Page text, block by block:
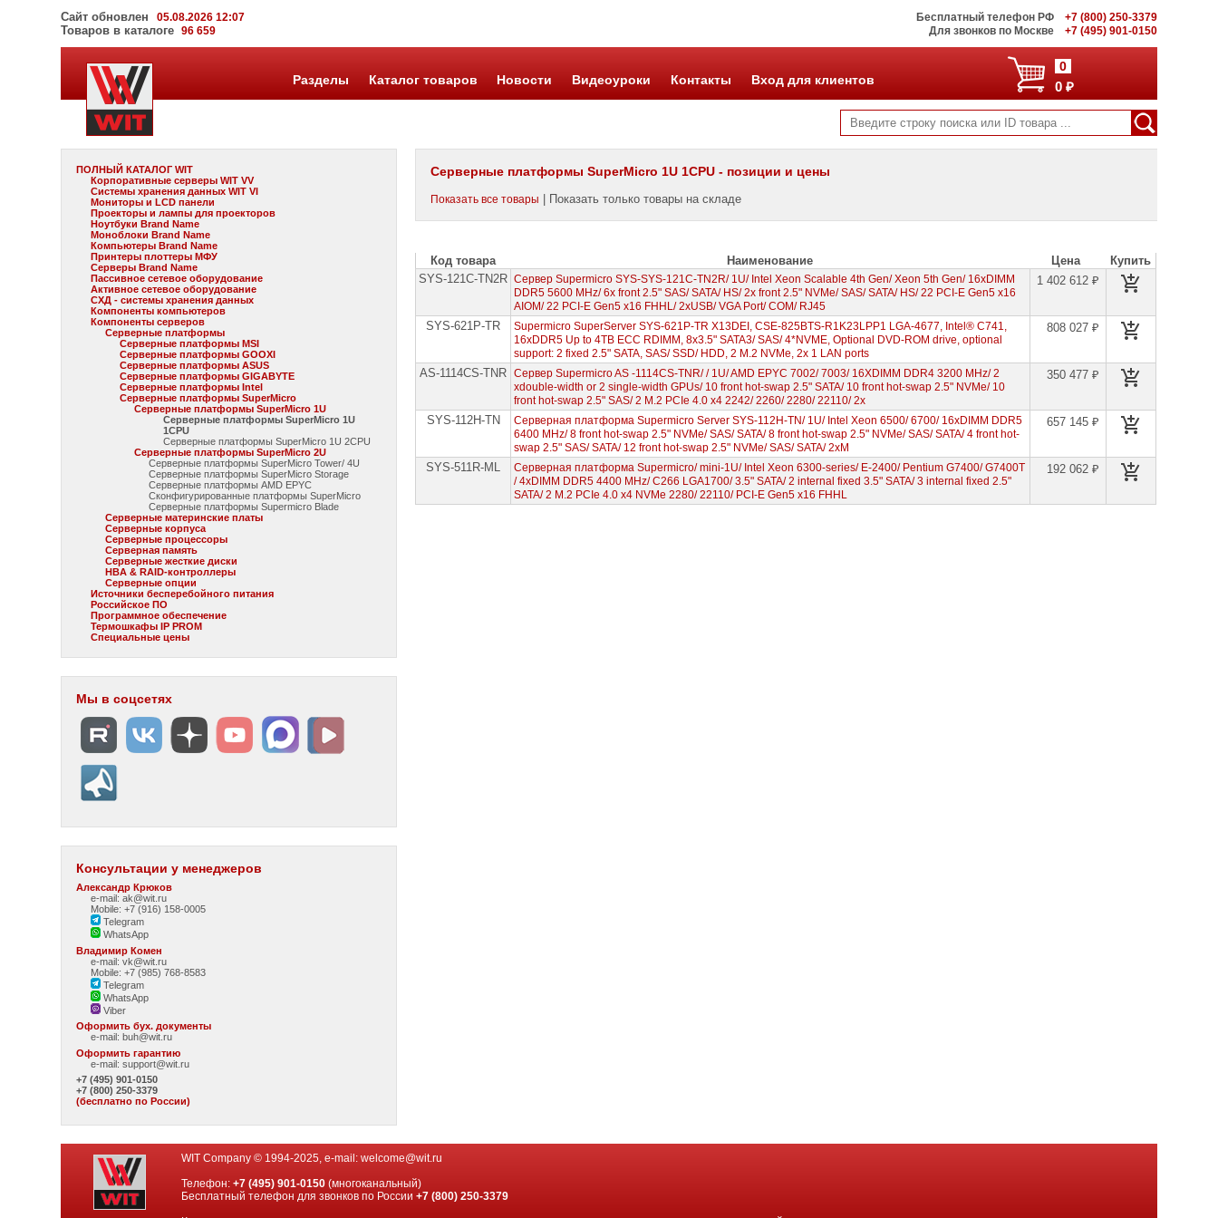
Сайт обновлен 05.08.2026 12:07
Товаров в каталоге96 659
Бесплатный телефон РФ
+7 (800) 250-3379
Для звонков по Москве
+7 (495) 901-0150
0
0 ₽
Разделы Каталог товаров Новости Видеоуроки Контакты Вход для клиентов
ПОЛНЫЙ КАТАЛОГ WIT
Корпоративные серверы WIT VV
Системы хранения данных WIT VI
Мониторы и LCD панели
Проекторы и лампы для проекторов
Ноутбуки Brand Name
Моноблоки Brand Name
Компьютеры Brand Name
Принтеры плоттеры МФУ
Серверы Brand Name
Пассивное сетевое оборудование
Активное сетевое оборудование
СХД - системы хранения данных
Компоненты компьютеров
Компоненты серверов
Серверные платформы
Серверные платформы MSI
Серверные платформы GOOXI
Серверные платформы ASUS
Серверные платформы GIGABYTE
Серверные платформы Intel
Серверные платформы SuperMicro
Серверные платформы SuperMicro 1U
Серверные платформы SuperMicro 1U
1CPU
Серверные платформы SuperMicro 1U 2CPU
Серверные платформы SuperMicro 2U
Серверные платформы SuperMicro Tower/ 4U
Серверные платформы SuperMicro Storage
Серверные платформы AMD EPYC
Сконфигурированные платформы SuperMicro
Серверные платформы Supermicro Blade
Серверные материнские платы
Серверные корпуса
Серверные процессоры
Серверная память
Серверные жесткие диски
HBA & RAID-контроллеры
Серверные опции
Источники бесперебойного питания
Российское ПО
Программное обеспечение
Термошкафы IP PROM
Специальные цены
Мы в соцсетях
Консультации у менеджеров
Александр Крюков
e-mail: ak@wit.ru
Mobile: +7 (916) 158-0005
Telegram
WhatsApp
Владимир Комен
e-mail: vk@wit.ru
Mobile: +7 (985) 768-8583
Telegram
WhatsApp
Viber
Оформить бух. документы
e-mail:buh@wit.ru
Оформить гарантию
e-mail:support@wit.ru
+7 (495) 901-0150
+7 (800) 250-3379
(бесплатно по России)
Серверные платформы SuperMicro 1U 1CPU - позиции и цены
Показать все товары | Показать только товары на складе
Код товара Наименование Цена
Купить
SYS-121C-TN2R Cервер Supermicro SYS-SYS-121C-TN2R/ 1U/ Intel Xeon Scalable 4th Gen/ Xeon 5th Gen/ 16xDIMM
DDR5 5600 MHz/ 6x front 2.5" SAS/ SATA/ HS/ 2x front 2.5" NVMe/ SAS/ SATA/ HS/ 22 PCI-E Gen5 x16
AIOM/ 22 PCI-E Gen5 x16 FHHL/ 2xUSB/ VGA Port/ COM/ RJ45
1 402 612 ₽
SYS-621P-TR
Supermicro SuperServer SYS-621P-TR X13DEI, CSE-825BTS-R1K23LPP1 LGA-4677, Intel® C741,
16xDDR5 Up to 4TB ECC RDIMM, 8x3.5" SATA3/ SAS/ 4*NVME, Optional DVD-ROM drive, optional
support: 2 fixed 2.5" SATA, SAS/ SSD/ HDD, 2 M.2 NVMe, 2x 1 LAN ports
808 027 ₽
AS-1114CS-TNR Сервер Supermicro AS -1114CS-TNR/ / 1U/ AMD EPYC 7002/ 7003/ 16XDIMM DDR4 3200 MHz/ 2
xdouble-width or 2 single-width GPUs/ 10 front hot-swap 2.5" SATA/ 10 front hot-swap 2.5" NVMe/ 10
front hot-swap 2.5" SAS/ 2 M.2 PCIe 4.0 x4 2242/ 2260/ 2280/ 22110/ 2x
350 477 ₽
SYS-112H-TN
Серверная платформа Supermicro Server SYS-112H-TN/ 1U/ Intel Xeon 6500/ 6700/ 16xDIMM DDR5
6400 MHz/ 8 front hot-swap 2.5" NVMe/ SAS/ SATA/ 8 front hot-swap 2.5" NVMe/ SAS/ SATA/ 4 front hot-
swap 2.5" SAS/ SATA/ 12 front hot-swap 2.5" NVMe/ SAS/ SATA/ 2xM
657 145 ₽
SYS-511R-ML
Серверная платформа Supermicro/ mini-1U/ Intel Xeon 6300-series/ E-2400/ Pentium G7400/ G7400T
/ 4xDIMM DDR5 4400 MHz/ C266 LGA1700/ 3.5" SATA/ 2 internal fixed 3.5" SATA/ 3 internal fixed 2.5"
SATA/ 2 M.2 PCIe 4.0 x4 NVMe 2280/ 22110/ PCI-E Gen5 x16 FHHL
192 062 ₽
WIT Company © 1994-2025, e-mail: welcome@wit.ru
Телефон:+7 (495) 901-0150 (многоканальный)
Бесплатный телефон для звонков по России+7 (800) 250-3379